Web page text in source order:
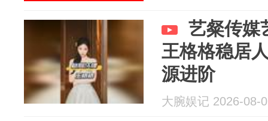
艺粲传媒
王格格稳居
源进阶
大腕娱记 2026-08-